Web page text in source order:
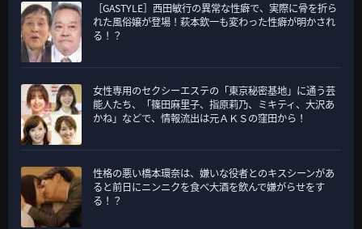
リ
ー
［GASTYLE］西田敏行の異常な性癖で、実際に骨を折ら
れた風俗嬢が登場！萩本欽一も変わった性癖が明かされ
る！？
女性専用のセクシーエステの「東京秘密基地」に通う芸
能人たち、「篠田麻里子、指原莉乃、ミキティ、大沢あ
かね」などで、情報流出は元ＡＫＳの窪田から！
性格の悪い橋本環奈は、嫌いな役者とのキスシーンがあ
ると前日にニンニクを食べ大酒を飲んで嫌がらせをす
る！？